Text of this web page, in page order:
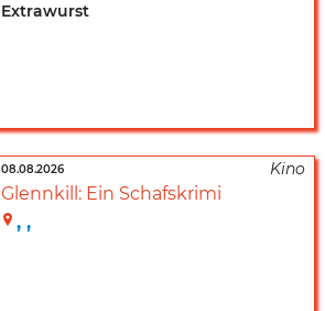
Extrawurst
08.08.2026
Glennkill: Ein Schafskrimi
, ,